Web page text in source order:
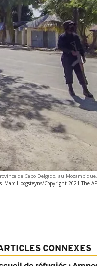
de Cabo Delgado, au
Marc Hoogsteyns/Copyright 2021 The
CONNEXES